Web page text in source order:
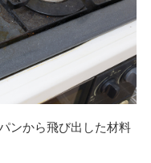
ンから飛び出した材料